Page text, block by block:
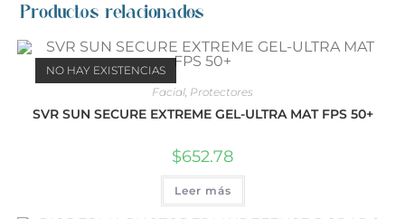
Productos relacionados
NO HAY EXISTENCIAS
Facial Protectores
SVR SUN SECURE EXTREME GEL-ULTRA MAT FPS 50+
$652.78
Leer más